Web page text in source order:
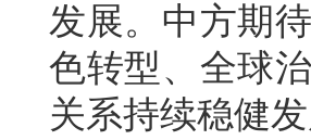
发展。中方期
色转型、全球
关系持续稳健发